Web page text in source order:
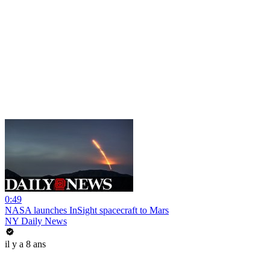
0:49
NASA launches InSight spacecraft to Mars
NY Daily News
il y a 8 ans